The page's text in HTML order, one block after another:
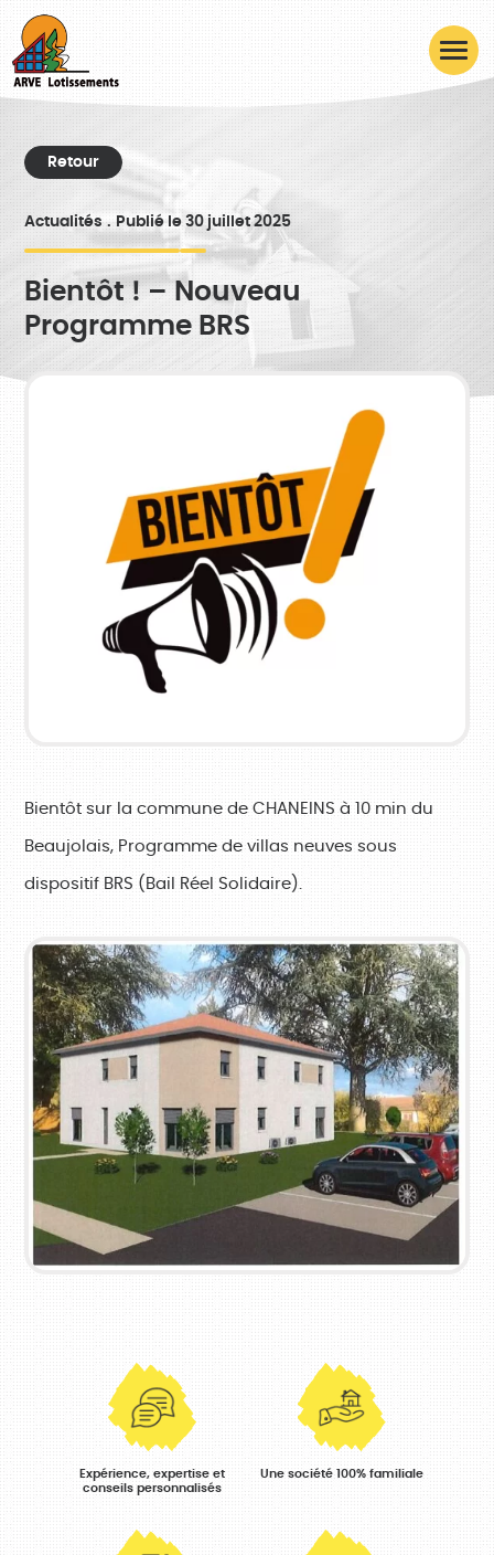
Retour
Actualités Publié le 30 juillet 2025
Bientôt ! – Nouveau
Programme BRS
Bientôt sur la commune de CHANEINS à 10 min du
Beaujolais, Programme de villas neuves sous
dispositif BRS (Bail Réel Solidaire).
Expérience, expertise et
conseils personnalisés
Une société 100% familiale